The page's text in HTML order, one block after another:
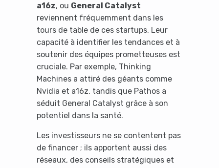
a16z, ou General Catalyst
reviennent fréquemment dans les
tours de table de ces startups. Leur
capacité à identifier les tendances et à
soutenir des équipes prometteuses est
cruciale. Par exemple, Thinking
Machines a attiré des géants comme
Nvidia et a16z, tandis que Pathos a
séduit General Catalyst grâce à son
potentiel dans la santé.
Les investisseurs ne se contentent pas
de financer ; ils apportent aussi des
réseaux, des conseils stratégiques et
It looks like you're
using an ad-blocker!